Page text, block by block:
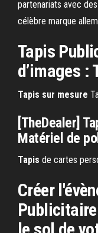
partenariats avec
célèbre marque
Tapis
d’images :
Tapis sur mesure
[TheDealer]
Matériel de
Tapis de cartes
Créer